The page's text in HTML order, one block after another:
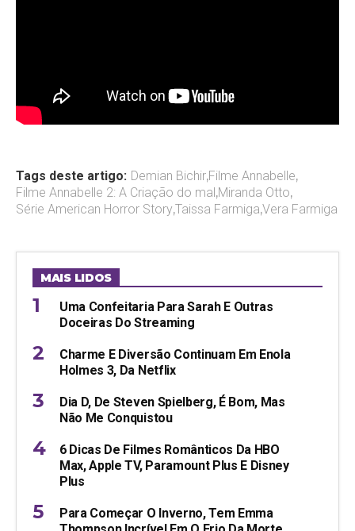
Tags deste artigo: Demian Bichir,Filme Annabelle,
Filme Annabelle 2: A Criação do mal ,Miranda Otto,
Série American Horror Story,Taissa Farmiga,Vera Farmiga
MAIS LIDOS
Uma Confeitaria Para Sarah E Outras
Doceiras Do Streaming
Charme E Diversão Continuam Em Enola
Holmes 3, Da Netflix
Dia D, De Steven Spielberg, É Bom, Mas
Não Me Conquistou
6 Dicas De Filmes Românticos Da HBO
Max, Apple TV, Paramount Plus E Disney
Plus
Para Começar O Inverno, Tem Emma